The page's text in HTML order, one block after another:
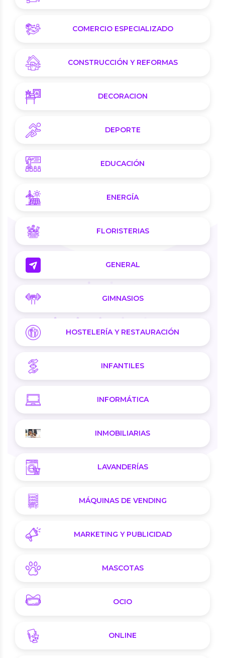
COMERCIO ESPECIALIZADO
CONSTRUCCIÓN Y REFORMAS
DECORACION
DEPORTE
EDUCACIÓN
ENERGÍA
FLORISTERIAS
GENERAL
GIMNASIOS
HOSTELERÍA Y RESTAURACIÓN
INFANTILES
INFORMÁTICA
INMOBILIARIAS
LAVANDERÍAS
MÁQUINAS DE VENDING
MARKETING Y PUBLICIDAD
MASCOTAS
OCIO
ONLINE